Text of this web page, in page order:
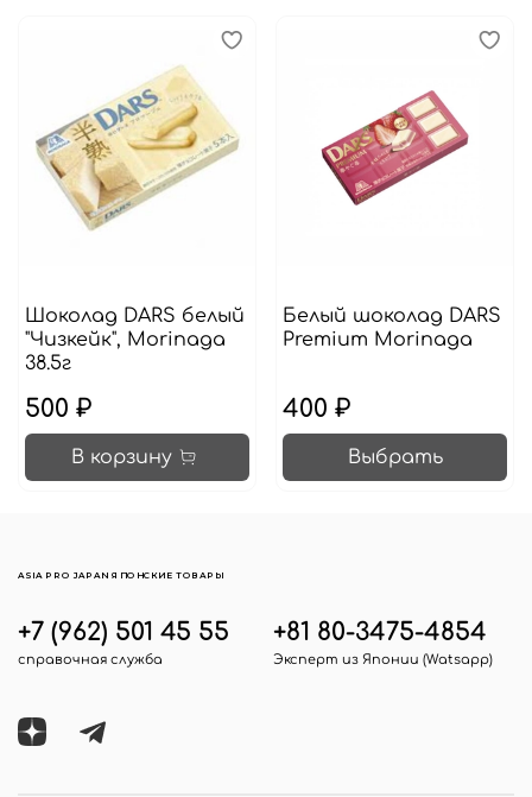
Шоколад DARS белый
"Чизкейк", Morinaga
38.5г
500 ₽
В корзину
Белый шоколад DARS
Premium Morinaga
400 ₽
Выбрать
+7 (962) 501 45 55
справочная служба
+81 80-3475-4854
Эксперт из Японии (Watsapp)
ASIA PRO JAPAN ЯПОНСКИЕ ТОВАРЫ